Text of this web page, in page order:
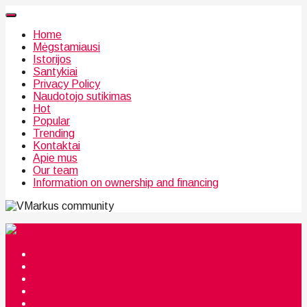
Home
Mėgstamiausi
Istorijos
Santykiai
Privacy Policy
Naudotojo sutikimas
Hot
Popular
Trending
Kontaktai
Apie mus
Our team
Information on ownership and financing
community